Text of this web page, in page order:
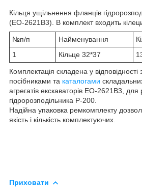
Кільця ущільнення фланців
(ЕО-2621В3). В комплект входить
№п/п Найменування
1
Кільце 32*37
Комплектація складена у відповідності
посібниками та каталогами
агрегатів екскаваторів ЕО-2621В3, для
гідророзподільника Р-200.
Надійна упаковка ремкомплекту
якість і кількість комплектуючих.
Приховати